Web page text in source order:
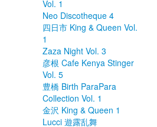
Vol. 1
Neo Discotheque 4
四日市 King & Queen Vol.
1
Zaza Night Vol. 3
彦根 Cafe Kenya Stinger
Vol. 5
豊橋 Birth ParaPara
Collection Vol. 1
金沢 King & Queen 1
Lucci 遊露乱舞